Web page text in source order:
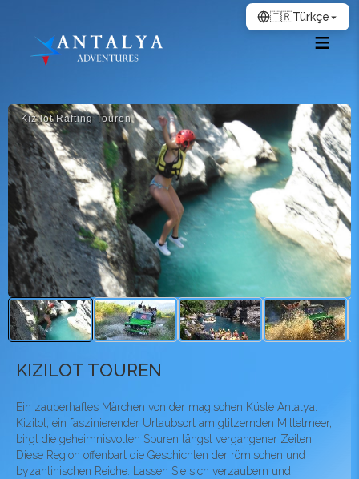
Kızılot Rafting Touren
KIZILOT TOUREN
Ein zauberhaftes Märchen von der magischen Küste Antalya:
Kizilot, ein faszinierender Urlaubsort am glitzernden Mittelmeer,
birgt die geheimnisvollen Spuren längst vergangener Zeiten.
Diese Region offenbart die Geschichten der römischen und
byzantinischen Reiche. Lassen Sie sich verzaubern und
🇹🇷Türkçe